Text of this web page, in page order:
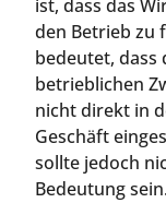
ist, dass das
den Betrieb zu
bedeutet, dass
betrieblichen
nicht direkt in
Geschäft
sollte jedoch
Bedeutung sein.